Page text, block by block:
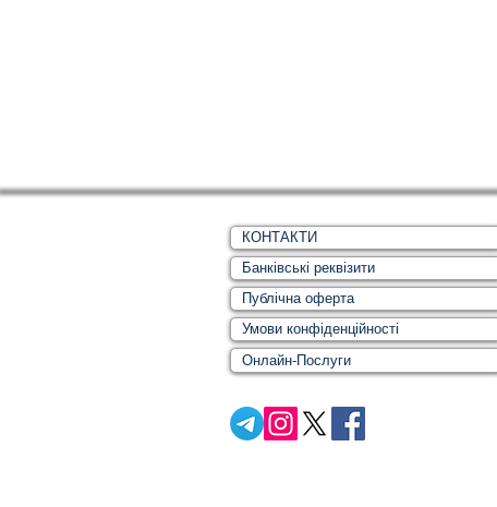
КОНТАКТИ
Банківські реквізити
Публічна оферта
Умови конфіденційності
Онлайн-Послуги